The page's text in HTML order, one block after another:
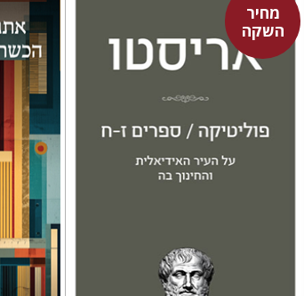
מחיר
השקהאריסטו
עמית ברץ
מחיר השקה
$31
$22
זוהר